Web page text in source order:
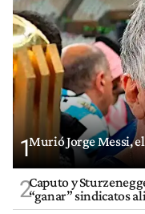
1Murió Jorge Messi,
2Caputo y
“ganar” sindicatos